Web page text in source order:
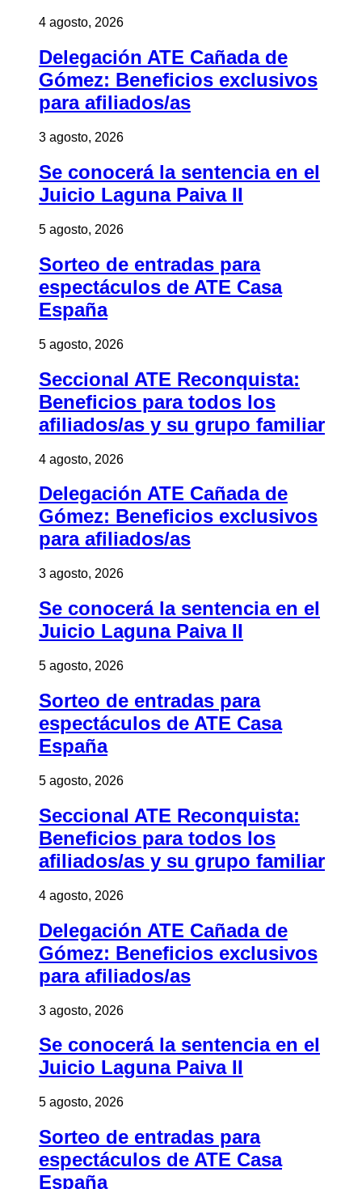
4 agosto, 2026
Delegación ATE Cañada de
Gómez: Beneficios exclusivos
para afiliados/as
3 agosto, 2026
Se conocerá la sentencia en el
Juicio Laguna Paiva II
5 agosto, 2026
Sorteo de entradas para
espectáculos de ATE Casa
España
5 agosto, 2026
Seccional ATE Reconquista:
Beneficios para todos los
afiliados/as y su grupo familiar
4 agosto, 2026
Delegación ATE Cañada de
Gómez: Beneficios exclusivos
para afiliados/as
3 agosto, 2026
Se conocerá la sentencia en el
Juicio Laguna Paiva II
5 agosto, 2026
Sorteo de entradas para
espectáculos de ATE Casa
España
5 agosto, 2026
Seccional ATE Reconquista:
Beneficios para todos los
afiliados/as y su grupo familiar
4 agosto, 2026
Delegación ATE Cañada de
Gómez: Beneficios exclusivos
para afiliados/as
3 agosto, 2026
Se conocerá la sentencia en el
Juicio Laguna Paiva II
5 agosto, 2026
Sorteo de entradas para
espectáculos de ATE Casa
España